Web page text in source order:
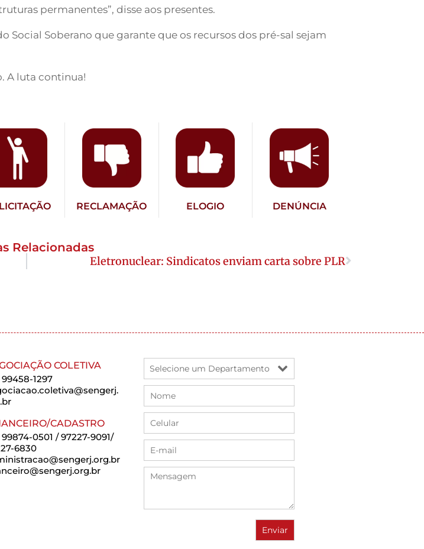
permanentes”, disse aos presentes.
Soberano que garante que os recursos dos pré-sal sejam
A luta continua!
RECLAMAÇÃO ELOGIO DENÚNCIA
Relacionadas
Eletronuclear: Sindicatos enviam carta sobre PLR
COLETIVA
99458-1297
CADASTRO
99874-0501 / 97227-9091/
6830